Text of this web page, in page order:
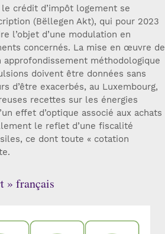
crédit d’impôt logement se
(Bëllegen Akt), qui pour 2023
l’objet d’une modulation en
concernés. La mise en œuvre de
méthodologique
doivent être données sans
d’être exacerbés, au Luxembourg,
recettes sur les énergies
effet d’optique associé aux achats
le reflet d’une fiscalité
ce dont toute « cotation
» français